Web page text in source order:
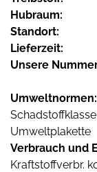
Hubraum:
Standort:
Lieferzeit:
Unsere
Umweltnormen:
Schadstoffklasse
Umweltplakette
Verbrauch und
Kraftstoffverbr.